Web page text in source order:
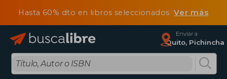
Hasta 60% dto en libros seleccionadosVer más
Enviar a
Quito, Pichincha